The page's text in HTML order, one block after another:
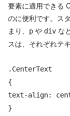
要素に適用できる
のに便利です。ス
まり、
p や div な
スは、それぞれテ
.CenterText
{
text-align:
}